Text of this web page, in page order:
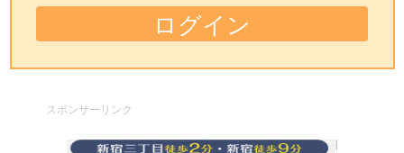
スポンサーリンク